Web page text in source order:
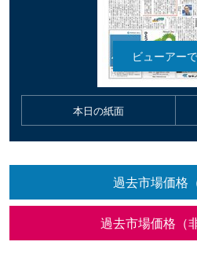
本日の紙面
過去市場価格
過去市場価格（